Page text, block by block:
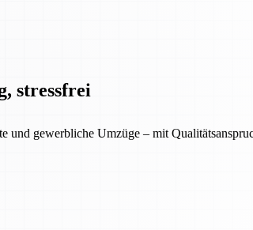
stressfrei
und gewerbliche Umzüge – mit